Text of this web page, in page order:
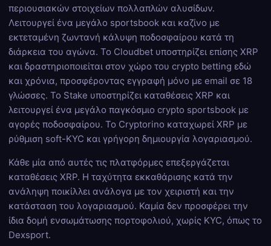
περιουσιακών στοιχείων πολλαπλών αλυσίδων.
Λειτουργεί ένα μεγάλο sportsbook και καζίνο με
εκτεταμένη ζωντανή κάλυψη ποδοσφαίρου κατά τη
διάρκεια του αγώνα. Το Cloudbet υποστηρίζει επίσης XRP
και δραστηριοποιείται στον χώρο του crypto betting εδώ
και χρόνια, προσφέροντας εγγραφή μόνο με email σε 18
γλώσσες. Το Stake υποστηρίζει καταθέσεις XRP και
λειτουργεί ένα μεγάλο παγκόσμιο crypto sportsbook με
αγορές ποδοσφαίρου. Το Cryptorino καταχωρεί XRP με
ρύθμιση soft-KYC και γρήγορη δημιουργία λογαριασμού.
Κάθε μία από αυτές τις πλατφόρμες επεξεργάζεται
καταθέσεις XRP. Η ταχύτητα εκκαθάρισης κατά την
ανάληψη ποικίλλει ανάλογα με τον χειριστή και την
κατάσταση του λογαριασμού. Καμία δεν προσφέρει την
ίδια δομή ενσωμάτωσης πορτοφολιού, χωρίς KYC, όπως το
Dexsport.